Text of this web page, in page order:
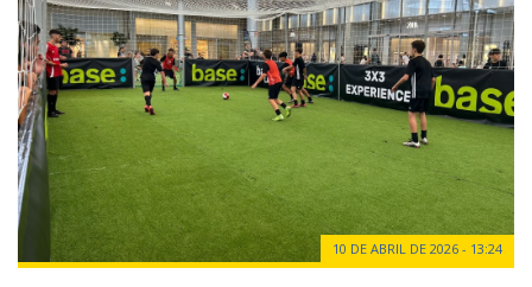
10 DE ABRIL DE 2026 - 13:24